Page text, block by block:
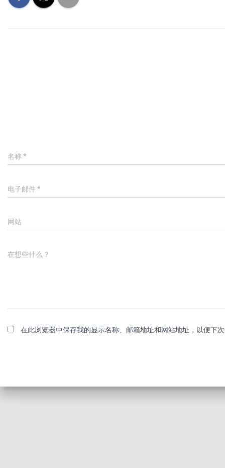
名称*
电子邮件 *
网站
在想些什么？
在此浏览器中保存我的显示名称、邮箱地址和网站地址，以便下